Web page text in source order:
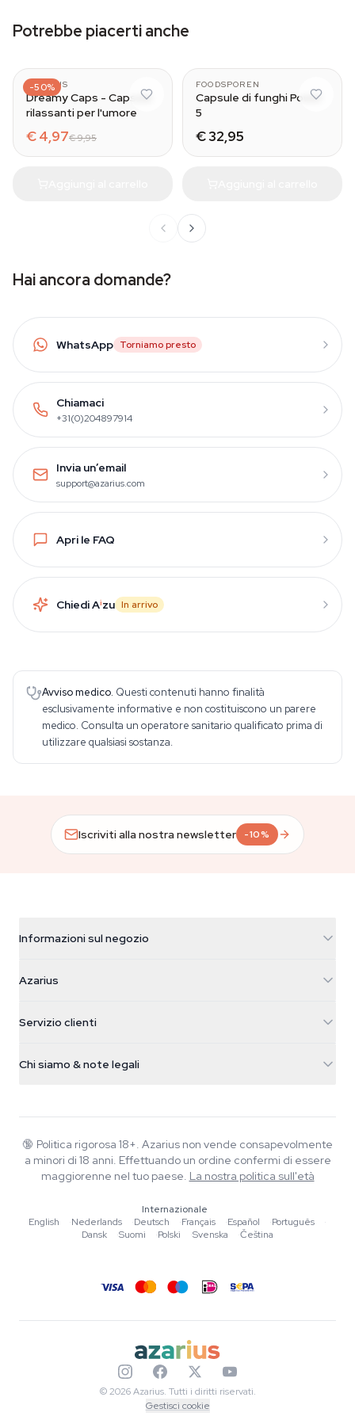
Potrebbe piacerti anche
-50%
AZARIUS
Dreamy Caps - Capsule
rilassanti per l'umore
€ 4,97€ 9,95
FOODSPOREN
Capsule di funghi Power
5
€ 32,95
Hai ancora domande?
WhatsApp Torniamo presto
Chiamaci
+31(0)204897914
Invia un’email
support@azarius.com
Apri le FAQ
Chiedi Aizu In arrivo
Avviso medico. Questi contenuti hanno finalità
esclusivamente informative e non costituiscono un parere
medico. Consulta un operatore sanitario qualificato prima di
utilizzare qualsiasi sostanza.
Iscriviti alla nostra newsletter -10%
Informazioni sul negozio
Galvaniweg 11
Nederland
+31(0)204897914
Azarius
Smokeshop
Servizio clienti
FAQ
Informativa sulla privacy
Chi siamo & note legali
Wiki
Blog
Musica
Linee guida editoriali
Strumenti e Calcolatori
🔞 Politica rigorosa 18+. Azarius non vende consapevolmente
a minori di 18 anni. Effettuando un ordine confermi di essere
maggiorenne nel tuo paese. La nostra politica sull'età
Internazionale
English
·Nederlands ·Deutsch ·Français ·Español ·Português
·
Dansk
·Suomi ·Polski ·Svenska ·Čeština
© 2026 Azarius. Tutti i diritti riservati.
Gestisci cookie